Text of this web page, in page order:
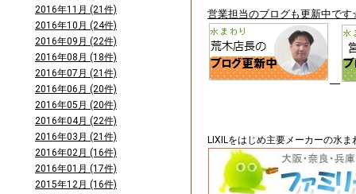
営業担当のブログも更新中で
LIXILをはじめ主要メーカーの水
2016年11月 (21件)
2016年10月 (24件)
2016年09月 (22件)
2016年08月 (18件)
2016年07月 (21件)
2016年06月 (20件)
2016年05月 (20件)
2016年04月 (22件)
2016年03月 (21件)
2016年02月 (16件)
2016年01月 (17件)
2015年12月 (16件)